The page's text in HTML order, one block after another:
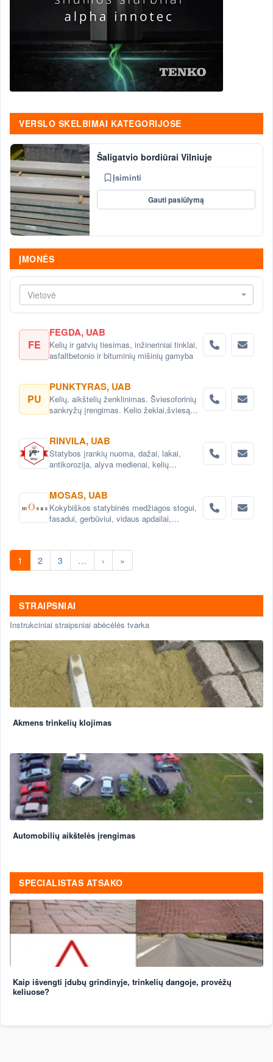
VERSLO SKELBIMAI KATEGORIJOSE
Šaligatvio bordiūrai Vilniuje
Įsiminti
Gauti pasiūlymą
ĮMONĖS
Vietovė
FE
FEGDA, UAB
Kelių ir gatvių tiesimas, inžineriniai tinklai,
asfaltbetonio ir bituminių mišinių gamyba
PU
PUNKTYRAS, UAB
Kelių, aikštelių ženklinimas. Šviesoforinių
sankryžų įrengimas. Kelio žeklai,šviesą
RINVILA, UAB
Statybos įrankių nuoma, dažai, lakai,
antikorozija, alyva medienai, kelių
MOSAS, UAB
Kokybiškos statybinės medžiagos stogui,
fasadui, gerbūviui, vidaus apdailai,
1 2 3 … › »
STRAIPSNIAI
Instrukciniai straipsniai abėcėlės tvarka
Akmens trinkelių klojimas
Automobilių aikštelės įrengimas
SPECIALISTAS ATSAKO
Kaip išvengti įdubų grindinyje, trinkelių dangoje, provėžų
keliuose?